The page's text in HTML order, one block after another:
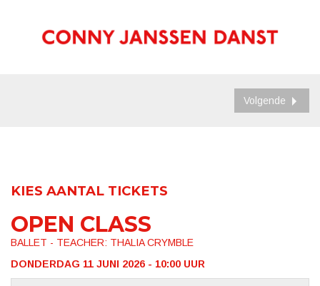
Volgende
KIES AANTAL TICKETS
OPEN CLASS
BALLET - TEACHER: THALIA CRYMBLE
DONDERDAG 11 JUNI 2026 - 10:00 UUR